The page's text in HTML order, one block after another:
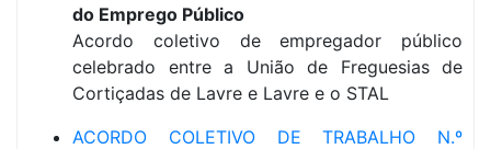
do Emprego Público
Acordo coletivo de empregador público
celebrado entre a União de Freguesias de
Cortiçadas de Lavre e Lavre e o STAL
ACORDO COLETIVO DE TRABALHO N.º